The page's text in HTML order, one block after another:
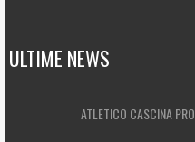
ULTIME NEWS
ATLETICO CASCINA